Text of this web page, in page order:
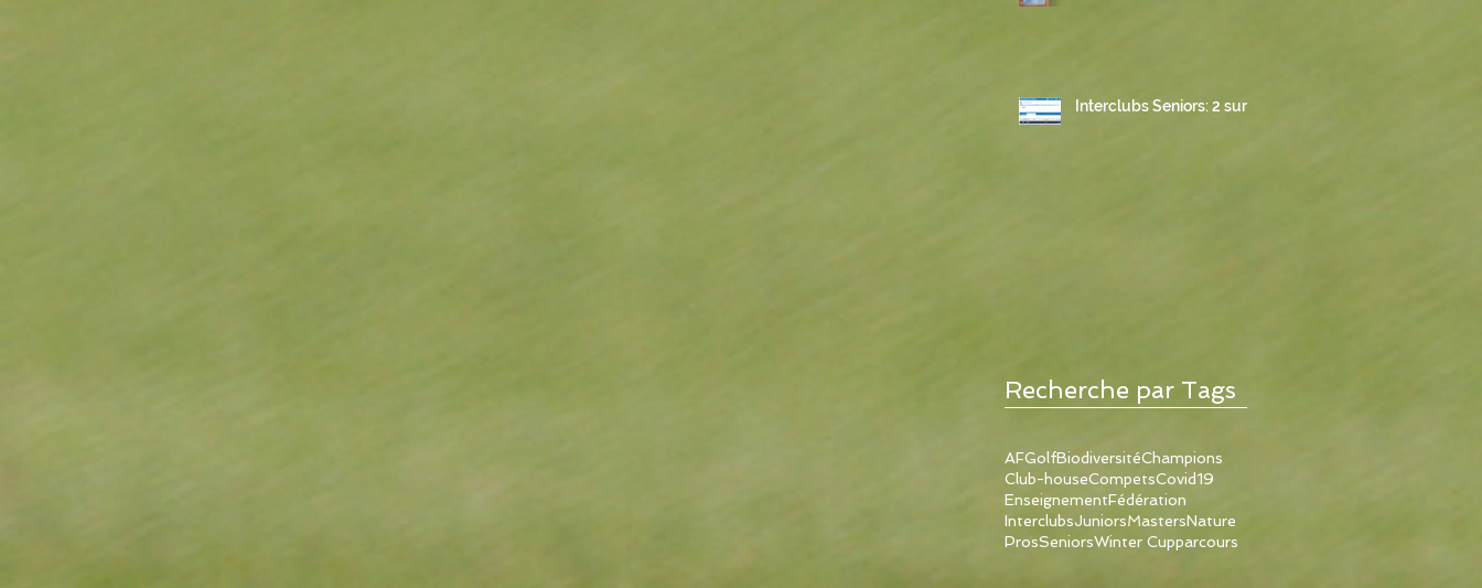
Interclubs Seniors: 2 sur 3
Recherche par Tags
AFGolfBiodiversitéChampions
Club-houseCompetsCovid19
EnseignementFédération
InterclubsJuniorsMastersNature
ProsSeniorsWinter Cupparcours